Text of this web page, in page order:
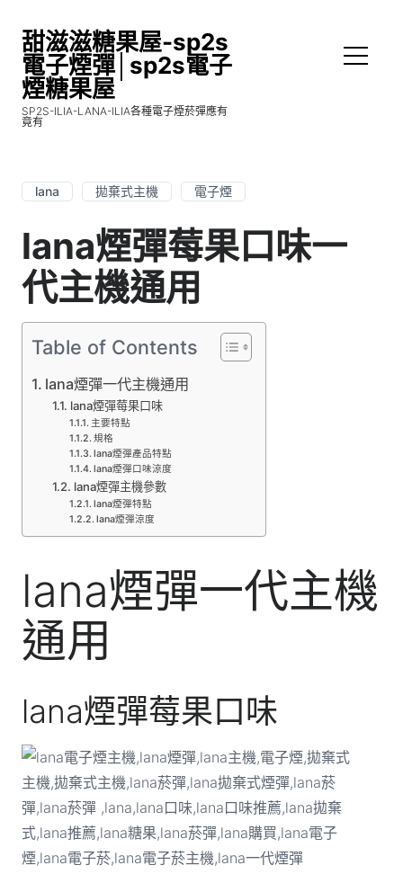
甜滋滋糖果屋-sp2s
電子煙彈│sp2s電子
煙糖果屋
SP2S-ILIA-LANA-ILIA各種電子煙菸彈應有
竟有
lana 拋棄式主機 電子煙
lana煙彈莓果口味一
代主機通用
Table of Contents
lana煙彈一代主機通用
lana煙彈莓果口味
主要特點
規格
lana煙彈產品特點
lana煙彈口味涼度
lana煙彈主機參數
lana煙彈特點
lana煙彈涼度
lana煙彈一代主機
通用
lana煙彈莓果口味